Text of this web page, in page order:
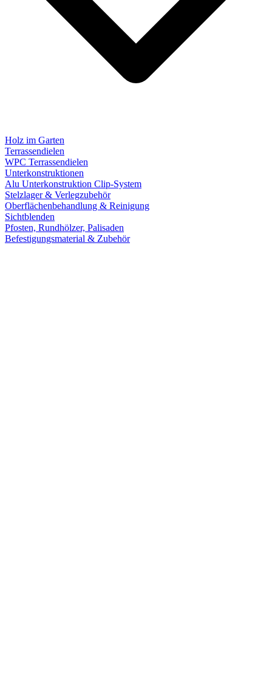
Holz im Garten
Terrassendielen
WPC Terrassendielen
Unterkonstruktionen
Alu Unterkonstruktion Clip-System
Stelzlager & Verlegzubehör
Oberflächenbehandlung & Reinigung
Sichtblenden
Pfosten, Rundhölzer, Palisaden
Befestigungsmaterial & Zubehör